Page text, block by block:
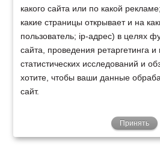
какого сайта или по какой
какие страницы открывает и на
пользователь; ip-адрес) в целях
сайта, проведения ретаргетинга
статистических исследований и
хотите, чтобы ваши данные
сайт.
Принять